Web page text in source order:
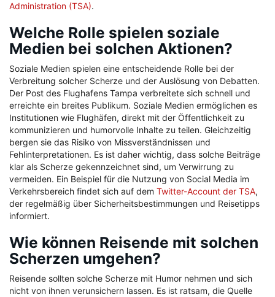
Administration (TSA).
Welche Rolle spielen soziale
Medien bei solchen Aktionen?
Soziale Medien spielen eine entscheidende Rolle bei der
Verbreitung solcher Scherze und der Auslösung von Debatten.
Der Post des Flughafens Tampa verbreitete sich schnell und
erreichte ein breites Publikum. Soziale Medien ermöglichen es
Institutionen wie Flughäfen, direkt mit der Öffentlichkeit zu
kommunizieren und humorvolle Inhalte zu teilen. Gleichzeitig
bergen sie das Risiko von Missverständnissen und
Fehlinterpretationen. Es ist daher wichtig, dass solche Beiträge
klar als Scherze gekennzeichnet sind, um Verwirrung zu
vermeiden. Ein Beispiel für die Nutzung von Social Media im
Verkehrsbereich findet sich auf dem Twitter-Account der TSA,
der regelmäßig über Sicherheitsbestimmungen und Reisetipps
informiert.
Wie können Reisende mit solchen
Scherzen umgehen?
Reisende sollten solche Scherze mit Humor nehmen und sich
nicht von ihnen verunsichern lassen. Es ist ratsam, die Quelle